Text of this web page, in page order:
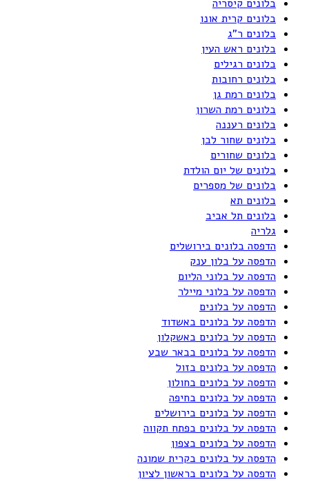
בלונים קיסריה
בלונים קרית אונו
בלונים ר"ג
בלונים ראש העין
בלונים רגילים
בלונים רחובות
בלונים רמת גן
בלונים רמת השרון
בלונים רעננה
בלונים שחור לבן
בלונים שחורים
בלונים של יום הולדת
בלונים של מספרים
בלונים תא
בלונים תל אביב
גלריה
הדפסה בלונים בירושלים
הדפסה על בלון ענק
הדפסה על בלוני הליום
הדפסה על בלוני מיילר
הדפסה על בלונים
הדפסה על בלונים באשדוד
הדפסה על בלונים באשקלון
הדפסה על בלונים בבאר שבע
הדפסה על בלונים בזול
הדפסה על בלונים בחולון
הדפסה על בלונים בחיפה
הדפסה על בלונים בירושלים
הדפסה על בלונים בפתח תקווה
הדפסה על בלונים בצפון
הדפסה על בלונים בקרית שמונה
הדפסה על בלונים בראשון לציון